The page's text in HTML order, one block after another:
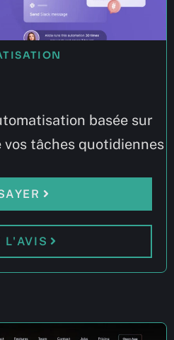
basée sur
tâches quotidiennes
L'AVIS